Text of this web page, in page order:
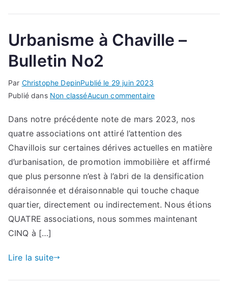
le
Urbanisme à Chaville –
Bulletin No2
Par Christophe DepinPublié le 29 juin 2023
Publié dans Non classéAucun commentairesur
à
Chaville
–
Bulletin
No2
Dans notre précédente note de mars 2023, nos
quatre associations ont attiré l’attention des
Chavillois sur certaines dérives actuelles en matière
d’urbanisation, de promotion immobilière et affirmé
que plus personne n’est à l’abri de la densification
déraisonnée et déraisonnable qui touche chaque
quartier, directement ou indirectement. Nous étions
QUATRE associations, nous sommes maintenant
CINQ à […]
Lire la suite